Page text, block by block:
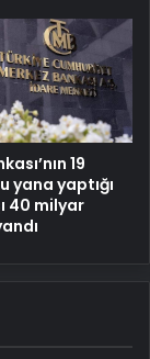
19
yana yaptığı
40 milyar